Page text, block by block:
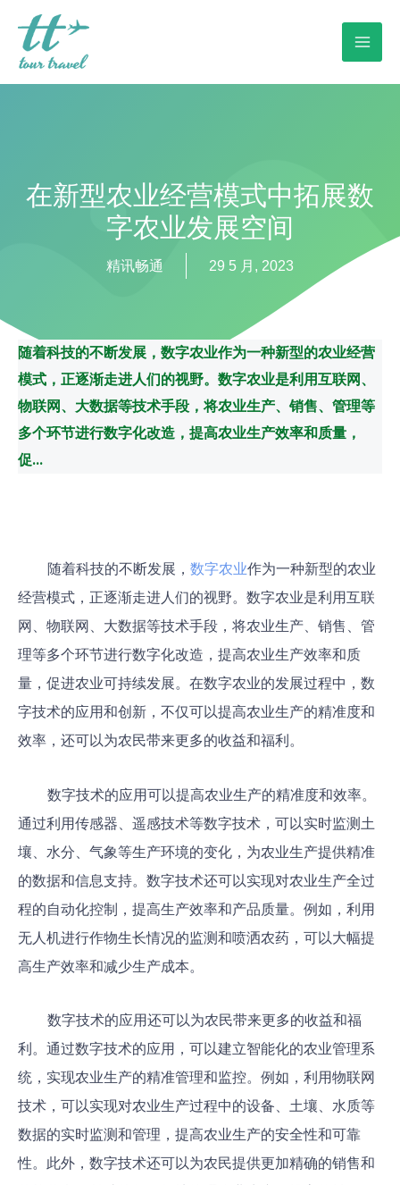
在新型农业经营模式中拓展数
字农业发展空间
精讯畅通 29 5 月, 2023
随着科技的不断发展，数字农业作为一种新型的农业经营
模式，正逐渐走进人们的视野。数字农业是利用互联网、
物联网、大数据等技术手段，将农业生产、销售、管理等
多个环节进行数字化改造，提高农业生产效率和质量，
促...
随着科技的不断发展， 数字农业作为一种新型的农业
经营模式，正逐渐走进人们的视野。数字农业是利用互联
网、物联网、大数据等技术手段，将农业生产、销售、管
理等多个环节进行数字化改造，提高农业生产效率和质
量，促进农业可持续发展。在数字农业的发展过程中，数
字技术的应用和创新，不仅可以提高农业生产的精准度和
效率，还可以为农民带来更多的收益和福利。
数字技术的应用可以提高农业生产的精准度和效率。
通过利用传感器、遥感技术等数字技术，可以实时监测土
壤、水分、气象等生产环境的变化，为农业生产提供精准
的数据和信息支持。数字技术还可以实现对农业生产全过
程的自动化控制，提高生产效率和产品质量。例如，利用
无人机进行作物生长情况的监测和喷洒农药，可以大幅提
高生产效率和减少生产成本。
数字技术的应用还可以为农民带来更多的收益和福
利。通过数字技术的应用，可以建立智能化的农业管理系
统，实现农业生产的精准管理和监控。例如，利用物联网
技术，可以实现对农业生产过程中的设备、土壤、水质等
数据的实时监测和管理，提高农业生产的安全性和可靠
性。此外，数字技术还可以为农民提供更加精确的销售和